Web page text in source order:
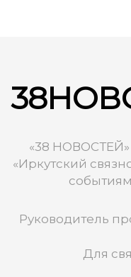
«38
«Иркутский
Руководитель
Для